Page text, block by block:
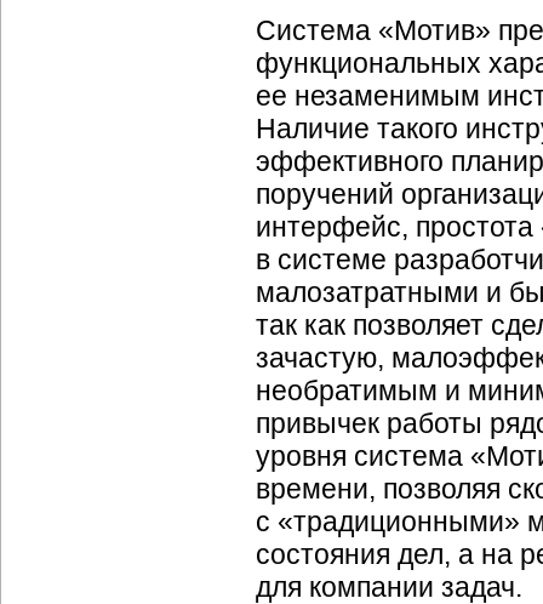
Система «Мотив»
функциональных
ее незаменимым
Наличие такого
эффективного
поручений
интерфейс,
в системе
малозатратными и
так как позволяет
зачастую,
необратимым и
привычек работы
уровня система
времени, позволяя
с «традиционными»
состояния дел, а на
для компании задач.